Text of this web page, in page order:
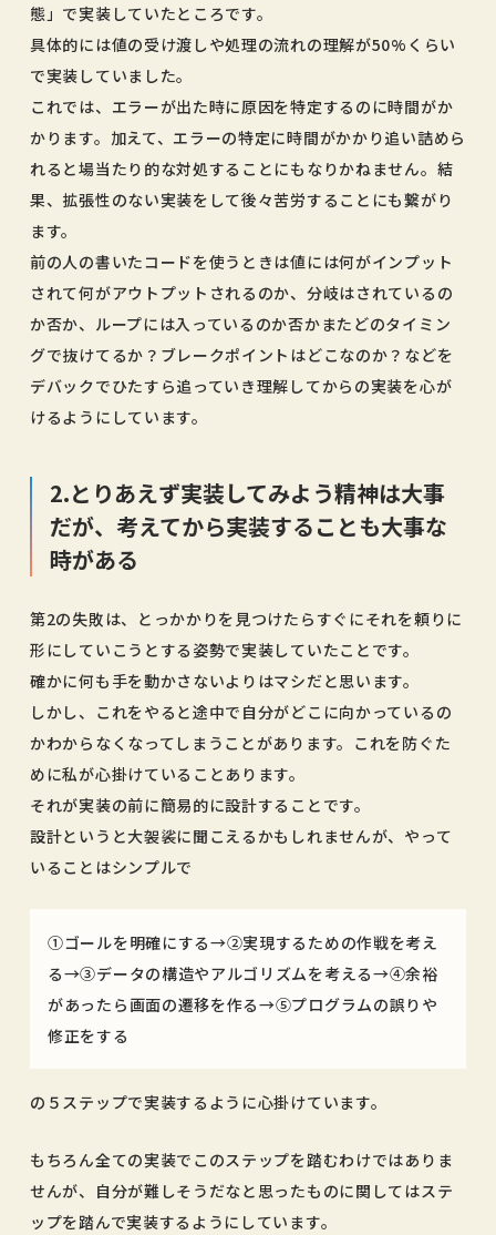
態」で実装していたところです。
具体的には値の受け渡しや処理の流れの理解が50%くらい
で実装していました。
これでは、エラーが出た時に原因を特定するのに時間がか
かります。加えて、エラーの特定に時間がかかり追い詰めら
れると場当たり的な対処することにもなりかねません。結
果、拡張性のない実装をして後々苦労することにも繋がり
ます。
前の人の書いたコードを使うときは値には何がインプット
されて何がアウトプットされるのか、分岐はされているの
か否か、ループには入っているのか否かまたどのタイミン
グで抜けてるか？ブレークポイントはどこなのか？などを
デバックでひたすら追っていき理解してからの実装を心が
けるようにしています。
2.とりあえず実装してみよう精神は大事
だが、考えてから実装することも大事な
時がある
第2の失敗は、とっかかりを見つけたらすぐにそれを頼りに
形にしていこうとする姿勢で実装していたことです。
確かに何も手を動かさないよりはマシだと思います。
しかし、これをやると途中で自分がどこに向かっているの
かわからなくなってしまうことがあります。これを防ぐた
めに私が心掛けていることあります。
それが実装の前に簡易的に設計することです。
設計というと大袈裟に聞こえるかもしれませんが、やって
いることはシンプルで
①ゴールを明確にする→②実現するための作戦を考え
る→③データの構造やアルゴリズムを考える→④余裕
があったら画面の遷移を作る→⑤プログラムの誤りや
修正をする
の５ステップで実装するように心掛けています。
もちろん全ての実装でこのステップを踏むわけではありま
せんが、自分が難しそうだなと思ったものに関してはステ
ップを踏んで実装するようにしています。